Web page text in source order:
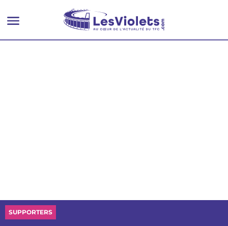
SUPPORTERS